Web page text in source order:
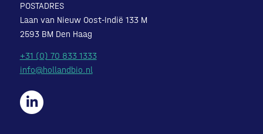
POSTADRES
Laan van Nieuw Oost-Indië 133 M
2593 BM Den Haag
+31 (0) 70 833 1333
info@hollandbio.nl